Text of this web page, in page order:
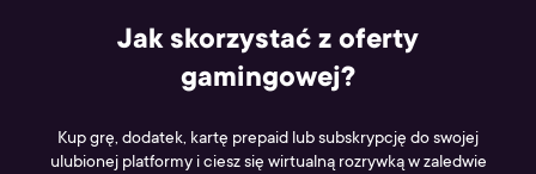
Jak skorzystać z oferty
gamingowej?
Kup grę, dodatek, kartę prepaid lub subskrypcję do swojej
ulubionej platformy i ciesz się wirtualną rozrywką w zaledwie